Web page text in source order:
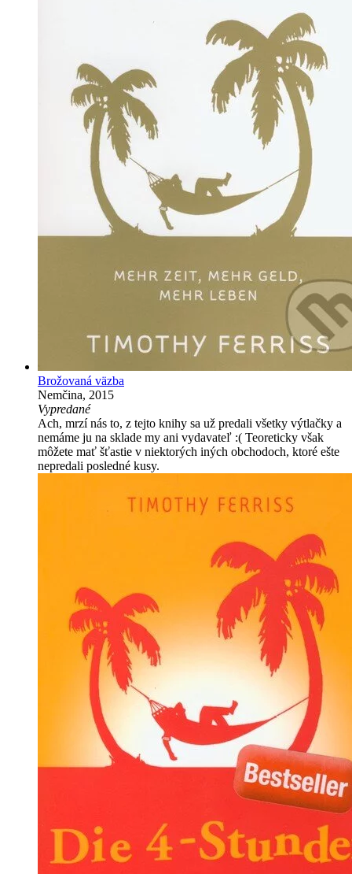
Brožovaná väzba
Nemčina, 2015
Vypredané
Ach, mrzí nás to, z tejto knihy sa už predali všetky výtlačky a
nemáme ju na sklade my ani vydavateľ :( Teoreticky však
môžete mať šťastie v niektorých iných obchodoch, ktoré ešte
nepredali posledné kusy.